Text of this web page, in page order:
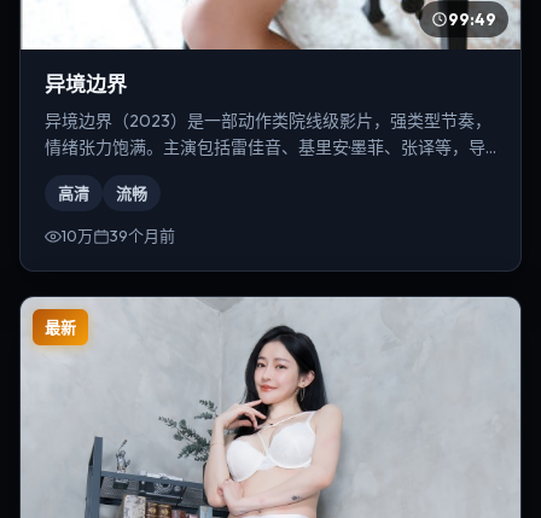
99:49
异境边界
异境边界（2023）是一部动作类院线级影片，强类型节奏，
情绪张力饱满。主演包括雷佳音、基里安·墨菲、张译等，导
高清 流畅
10万 39个月前
最新